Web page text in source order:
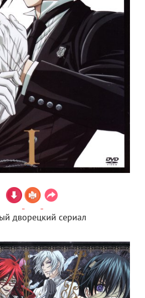
дворецкий сериал